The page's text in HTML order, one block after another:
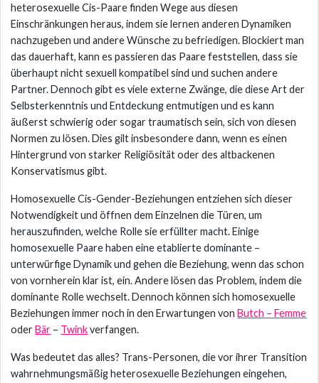
heterosexuelle Cis-Paare finden Wege aus diesen
Einschränkungen heraus, indem sie lernen anderen Dynamiken
nachzugeben und andere Wünsche zu befriedigen. Blockiert man
das dauerhaft, kann es passieren das Paare feststellen, dass sie
überhaupt nicht sexuell kompatibel sind und suchen andere
Partner. Dennoch gibt es viele externe Zwänge, die diese Art der
Selbsterkenntnis und Entdeckung entmutigen und es kann
äußerst schwierig oder sogar traumatisch sein, sich von diesen
Normen zu lösen. Dies gilt insbesondere dann, wenn es einen
Hintergrund von starker Religiösität oder des altbackenen
Konservatismus gibt.
Homosexuelle Cis-Gender-Beziehungen entziehen sich dieser
Notwendigkeit und öffnen dem Einzelnen die Türen, um
herauszufinden, welche Rolle sie erfüllter macht. Einige
homosexuelle Paare haben eine etablierte dominante –
unterwürfige Dynamik und gehen die Beziehung, wenn das schon
von vornherein klar ist, ein. Andere lösen das Problem, indem die
dominante Rolle wechselt. Dennoch können sich homosexuelle
Beziehungen immer noch in den Erwartungen vonButch – Femme
oderBär – Twinkverfangen.
Was bedeutet das alles? Trans-Personen, die vor ihrer Transition
wahrnehmungsmäßig heterosexuelle Beziehungen eingehen,